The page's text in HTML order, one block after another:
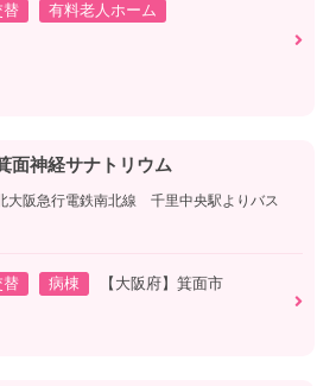
替
有料老人ホーム
面神経サナトリウム
大阪急行電鉄南北線 千里中央駅よりバス
替 病棟
【大阪府】箕面市